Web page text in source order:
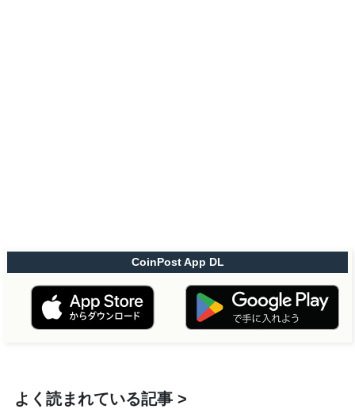
CoinPost App DL
よく読まれている記事